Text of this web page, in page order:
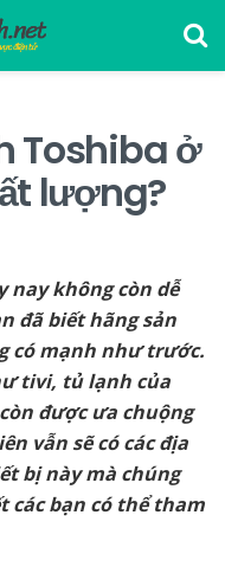
Toshiba ở
lượng?
nay không còn dễ
đã biết hãng sản
có mạnh như trước.
tivi, tủ lạnh của
được ưa chuộng
vẫn sẽ có các địa
bị này mà chúng
các bạn có thể tham